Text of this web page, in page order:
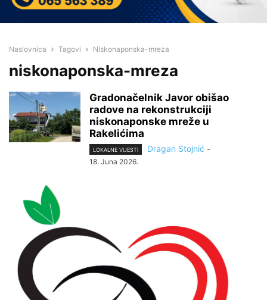
Naslovnica Tagovi Niskonaponska-mreza
niskonaponska-mreza
Gradonačelnik Javor obišao
radove na rekonstrukciji
niskonaponske mreže u
Rakelićima
LOKALNE VIJESTI Dragan Stojnić -
18. Juna 2026.